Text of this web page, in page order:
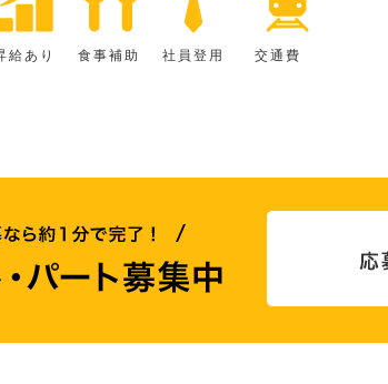
給あり 食事補助 社員登用 交通費